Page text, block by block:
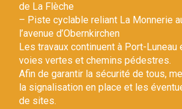
de La Flèche
– Piste cyclable reliant La Monnerie
l’avenue d’Obernkirchen
Les travaux continuent à Port-Luneau
voies vertes et chemins pédestres.
Afin de garantir la sécurité de tous,
la signalisation en place et les
de sites.